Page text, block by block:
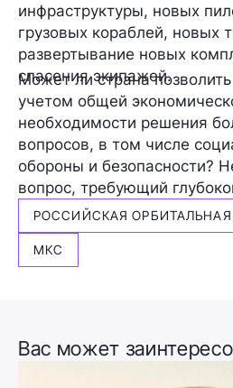
инфраструктуры, новых
грузовых кораблей, новых
развертывание новых
спасения экипажей.
Может ли страна
учетом общей
необходимости решения
вопросов, в том числе
обороны и безопасности?
вопрос, требующий
РОССИЙСКАЯ
МКС
Вас может